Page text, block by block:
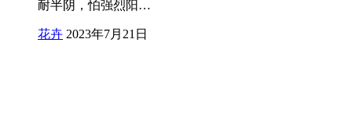
耐半阴，怕强烈阳…
花卉 2023年7月21日